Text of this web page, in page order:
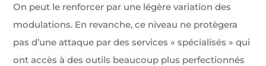
On peut le renforcer par une légère variation des
modulations. En revanche, ce niveau ne protègera
pas d’une attaque par des services « spécialisés » qui
ont accès à des outils beaucoup plus perfectionnés